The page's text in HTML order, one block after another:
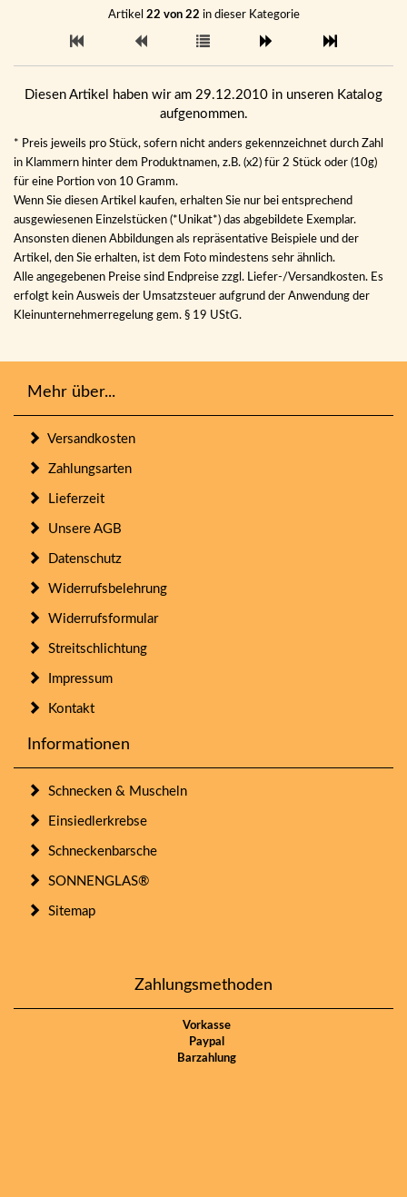
Artikel 22 von 22 in dieser Kategorie
Diesen Artikel haben wir am 29.12.2010 in unseren Katalog
aufgenommen.
* Preis jeweils pro Stück, sofern nicht anders gekennzeichnet durch Zahl
in Klammern hinter dem Produktnamen, z.B. (x2) für 2 Stück oder (10g)
für eine Portion von 10 Gramm.
Wenn Sie diesen Artikel kaufen, erhalten Sie nur bei entsprechend
ausgewiesenen Einzelstücken (*Unikat*) das abgebildete Exemplar.
Ansonsten dienen Abbildungen als repräsentative Beispiele und der
Artikel, den Sie erhalten, ist dem Foto mindestens sehr ähnlich.
Alle angegebenen Preise sind Endpreise zzgl. Liefer-/Versandkosten. Es
erfolgt kein Ausweis der Umsatzsteuer aufgrund der Anwendung der
Kleinunternehmerregelung gem. § 19 UStG.
Mehr über...
Versandkosten
Zahlungsarten
Lieferzeit
Unsere AGB
Datenschutz
Widerrufsbelehrung
Widerrufsformular
Streitschlichtung
Impressum
Kontakt
Informationen
Schnecken & Muscheln
Einsiedlerkrebse
Schneckenbarsche
SONNENGLAS®
Sitemap
Zahlungsmethoden
Vorkasse
Paypal
Barzahlung